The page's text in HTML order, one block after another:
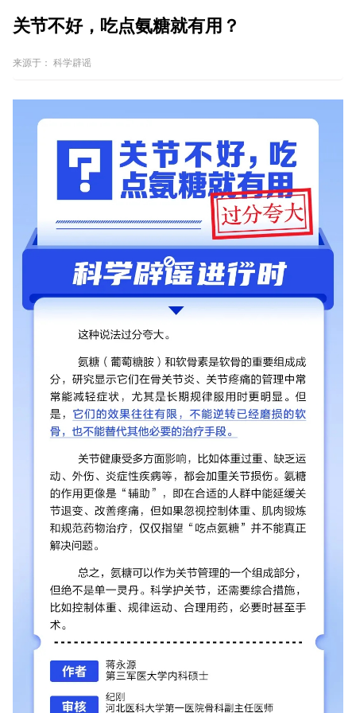
关节不好，吃点氨糖就有用？
来源于： 科学辟谣